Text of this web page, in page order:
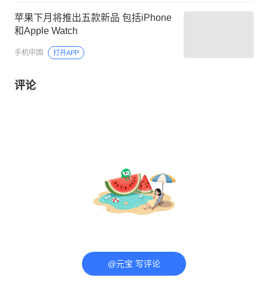
苹果下月将推出五款新品 包括iPhone
和Apple Watch
手机中国 打开APP
评论
@元宝 写评论